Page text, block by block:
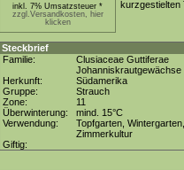
inkl. 7% Umsatzsteuer *
zzgl.Versandkosten, hier
klicken
kurzgestielten
Steckbrief
Familie:
Clusiaceae Guttiferae
Johanniskrautgewächse
Herkunft:
Südamerika
Gruppe:
Strauch
Zone:
11
Überwinterung:
mind. 15°C
Verwendung:
Topfgarten, Wintergarten,
Zimmerkultur
Giftig: